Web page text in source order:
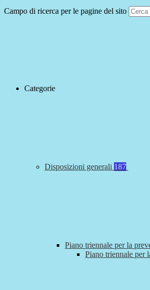
Campo di ricerca per le pagine del sito
Categorie
Disposizioni generali 187
Piano triennale per la
Piano triennale per